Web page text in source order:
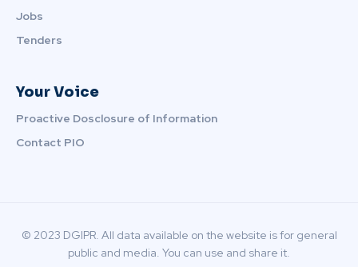
Jobs
Tenders
Your Voice
Proactive Dosclosure of Information
Contact PIO
© 2023 DGIPR. All data available on the website is for general
public and media. You can use and share it.